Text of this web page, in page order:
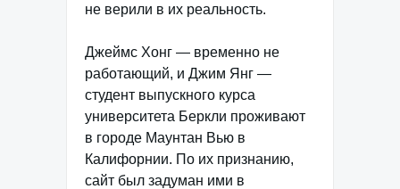
не верили в их реальность.
Джеймс Хонг — временно не
работающий, и Джим Янг —
студент выпускного курса
университета Беркли проживают
в городе Маунтан Вью в
Калифорнии. По их признанию,
сайт был задуман ими в